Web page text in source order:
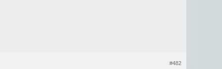
#482